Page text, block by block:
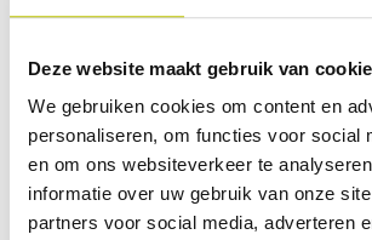
Deze website maakt gebruik van
We gebruiken cookies om content en
personaliseren, om functies voor social
en om ons websiteverkeer te
informatie over uw gebruik van onze
partners voor social media, adverteren
Protozoa
Protozoa zijn eencellige micro-
veroorzaken o.a. maag- en
waterfilters die minimaal 1 micron